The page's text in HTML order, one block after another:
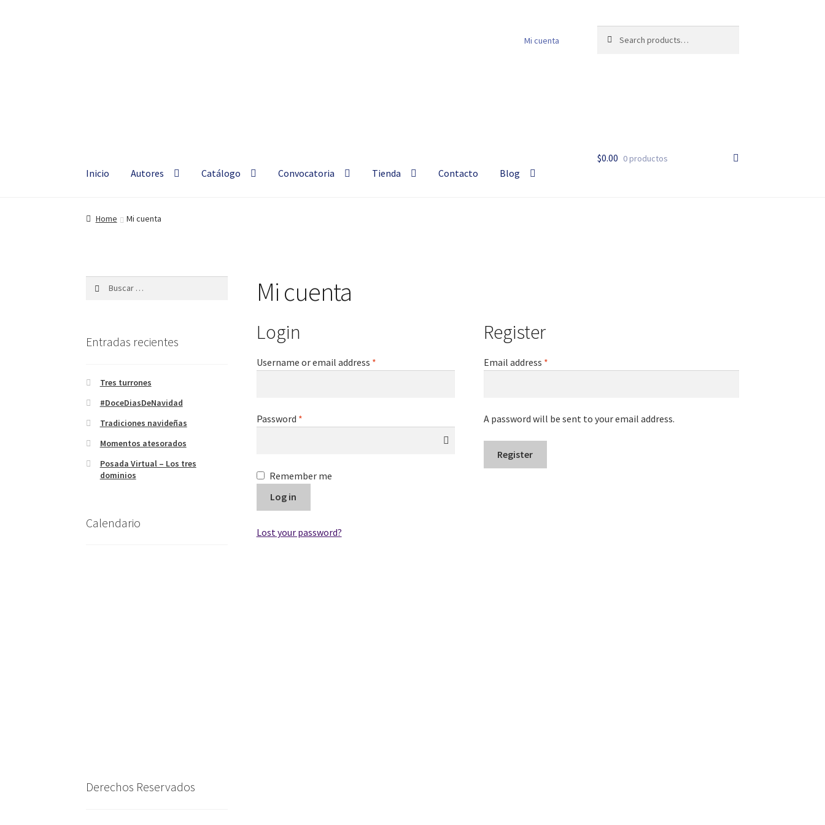
Mi cuenta
for:
Inicio Autores Catálogo Convocatoria Tienda Contacto Blog
$0.00 0 productos
Home Mi cuenta
Mi cuenta
Login
Username or email address *
Password *
Remember me
Log in
Lost your password?
Register
Email address *
A password will be sent to your email address.
Register
Entradas recientes
Tres turrones
#DoceDiasDeNavidad
Tradiciones navideñas
Momentos atesorados
Posada Virtual – Los tres
dominios
Calendario
Derechos Reservados